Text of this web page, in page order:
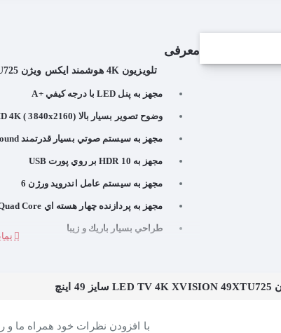
معرفی
تلویزیون 4K هوشمند ایکس ویژن LED TV 4K XVision 49XTU725 سایز 49 اینچ
مجهز به پنل LED با درجه كيفي +A
وضوح تصوير بسيار بالا (ULTRA HD 4K ( 3840x2160
مجهز به سيستم صوتي بسيار قدرتمند Pure Sound
مجهز به HDR 10 بر روي پورت USB
مجهز به سيستم عامل اندرويد ورژن 6
مجهز به پردازنده چهار هسته اي CPU Quad Core
طراحي بسيار باريك و زيبا
با افزودن نظرات خود همراه ما و